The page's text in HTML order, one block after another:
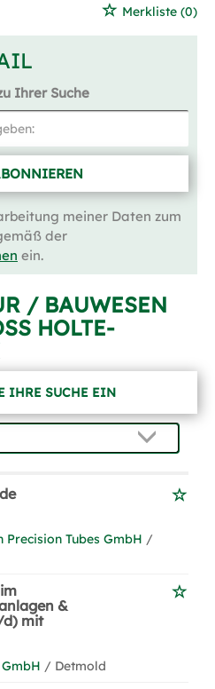
Merkliste (0)
Ihrer Suche
meiner Daten zum
der
ein.
/ BAUWESEN
HOLTE-S
IHRE SUCHE EIN
Precision Tubes GmbH /
&
mit
/ Detmold